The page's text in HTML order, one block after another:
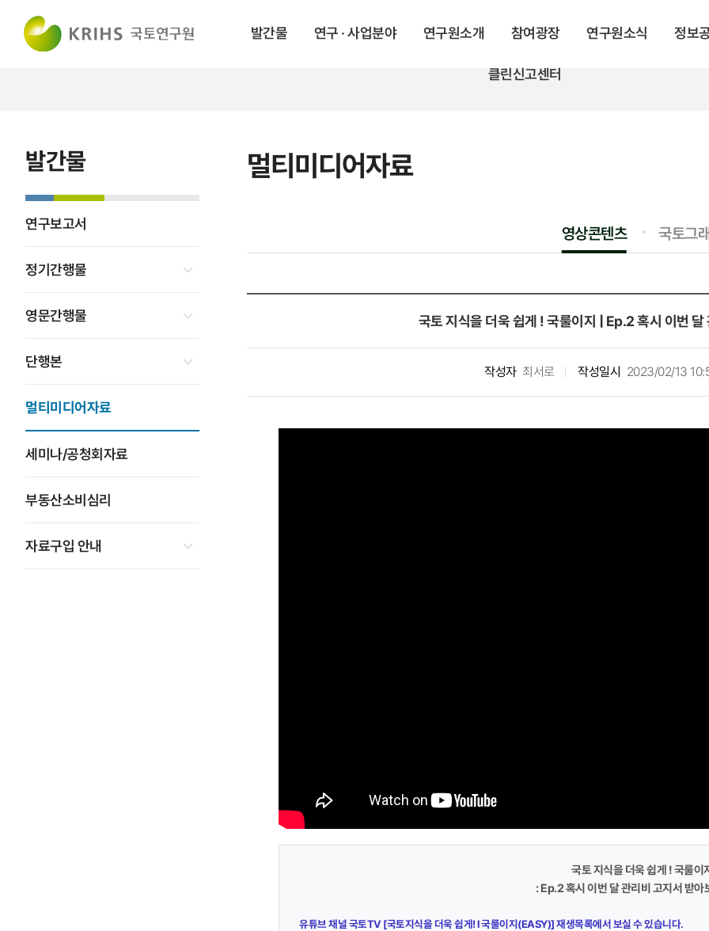
발간물 연구 · 사업분야 연구원소개 참여광장 연구원소식 정보
클린신고센터
멀티미디어자료
발간물
연구보고서
정기간행물
영문간행물
단행본
멀티미디어자료
세미나/공청회자료
부동산소비심리
자료구입 안내
영상콘텐츠 국토그
국토 지식을 더욱 쉽게 ! 국룰이지 | Ep.2 혹시 이번
작성자 최서로 작성일시 2023/02/13
국토 지식을 더욱 쉽게 ! 국룰이
:Ep.2혹시 이번 달 관리비 고지서 받아
유튜브 채널 국토TV [국토지식을 더욱 쉽게! l 국룰이지(EASY)]재생목록에서 보실 수 있습니다.